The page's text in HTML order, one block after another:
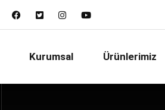
Kurumsal Ürünlerimiz